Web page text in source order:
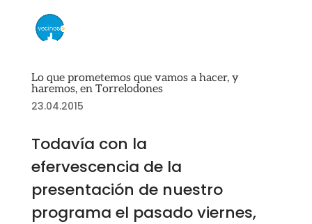
Lo que prometemos que vamos a hacer, y
haremos, en Torrelodones
23.04.2015
Todavía con la
efervescencia de la
presentación de nuestro
programa el pasado viernes,